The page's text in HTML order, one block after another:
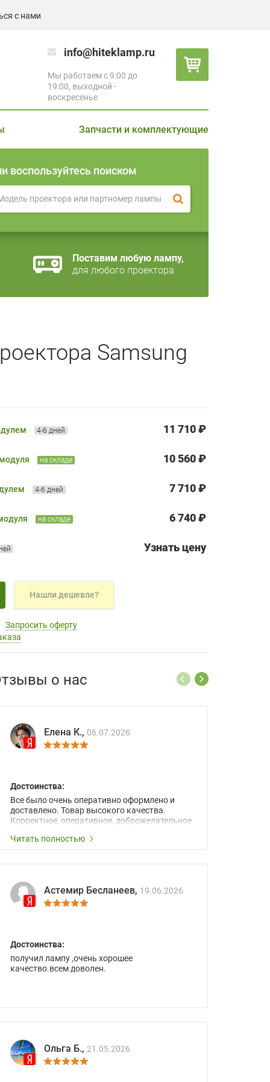
с нами
info@hiteklamp.ru
Мы работаем с 9:00 до
19:00, выходной -
воскресенье
Запчасти и комплектующие
воспользуйтесь поиском
Поставим любую лампу,
для любого проектора
Samsung
4-6 дней 11 710 ₽
на складе 10 560 ₽
4-6 дней 7 710 ₽
на складе 6 740 ₽
Узнать цену
Нашли дешевле?
Запросить оферту
о нас
Елена К., 06.07.2026
Достоинства:
Все было очень оперативно оформлено и
доставлено. Товар высокого качества.
Корректное, оперативное, доброжелательное
Читать полностью
Астемир Бесланеев, 19.06.2026
Достоинства:
получил лампу ,очень хорошее
качество.всем доволен.
Ольга Б., 21.05.2026